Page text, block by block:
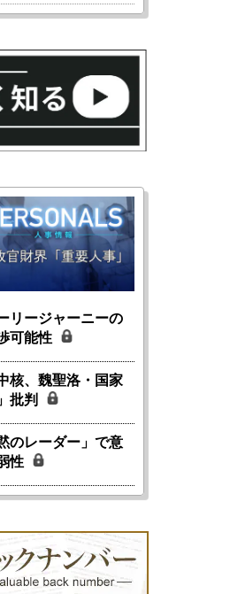
リージャーニーの
可能性
核、魏聖洛・国家
批判
のレーダー」で意
性